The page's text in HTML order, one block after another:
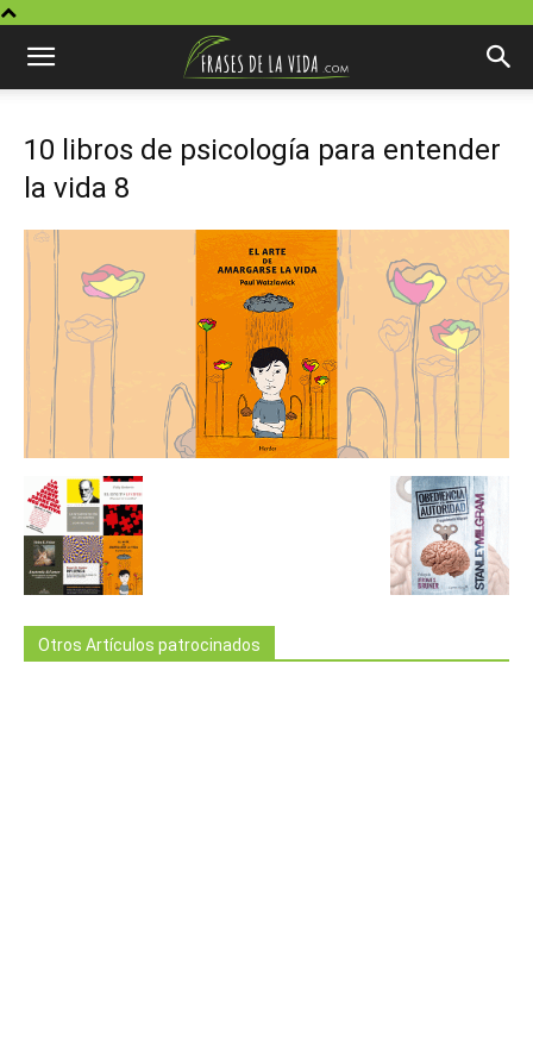
10 libros de psicología para entender
la vida 8
Otros Artículos patrocinados